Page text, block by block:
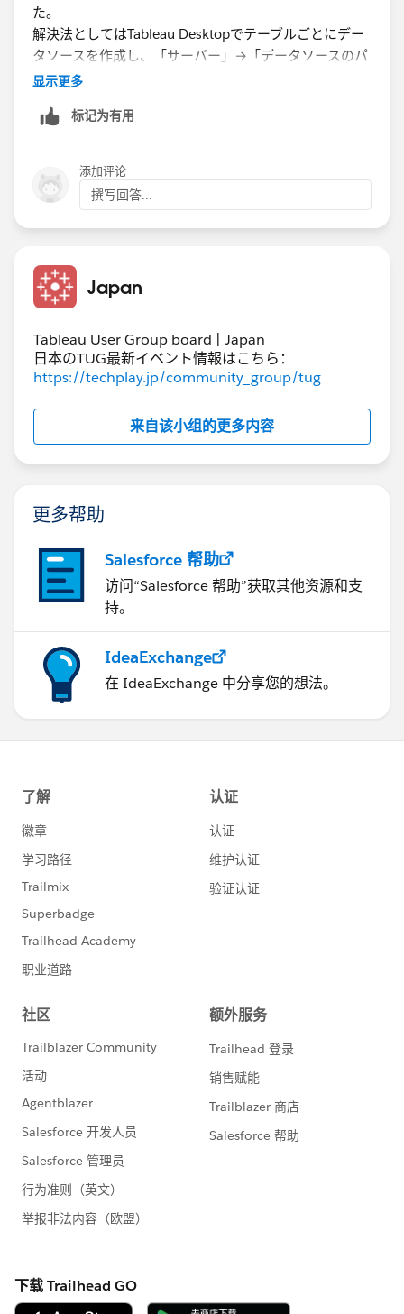
た。
解決法としてはTableau Desktopでテーブルごとにデー
タソースを作成し、「サーバー」→「データソースのパ
ブリッシュ」、パブリッシュ後、「Bridge(レガシー)ス
りました。その後、Bridgeクライアント側でパブリッシ
Tableau Prepで使用するデータソースは直接DBに接続
するのでなくTableau Desktopでパブリッシュしたデー
タソースを使用することでスケジュール通りに更新され
显示更多
标记为有用
添加评论
撰写回答...
Japan
Tableau User Group board | Japan
日本のTUG最新イベント情報はこちら：
https://techplay.jp/community_group/tug
来自该小组的更多内容
更多帮助
Salesforce 帮助
访问“Salesforce 帮助”获取其他资源和支
持。
IdeaExchange
在 IdeaExchange 中分享您的想法。